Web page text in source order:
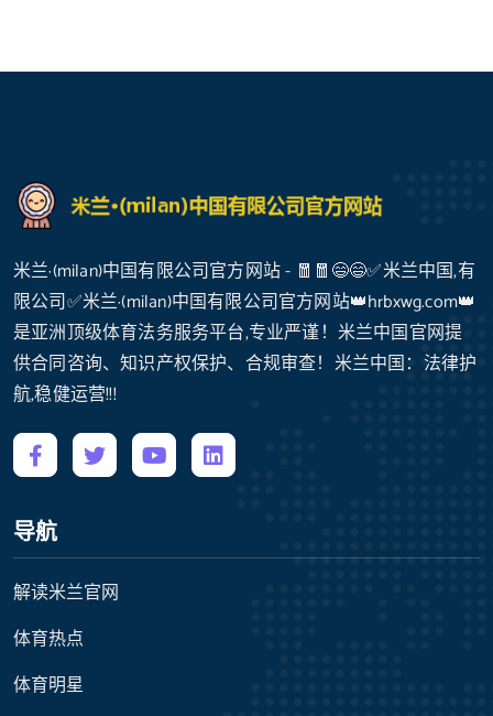
米兰·(milan)中国有限公司官方网站 - 🧧🧧😄😄✅米兰中国,有
限公司✅米兰·(milan)中国有限公司官方网站👑hrbxwg.com👑
是亚洲顶级体育法务服务平台,专业严谨！米兰中国官网提
供合同咨询、知识产权保护、合规审查！米兰中国：法律护
航,稳健运营!!!
导航
解读米兰官网
体育热点
体育明星